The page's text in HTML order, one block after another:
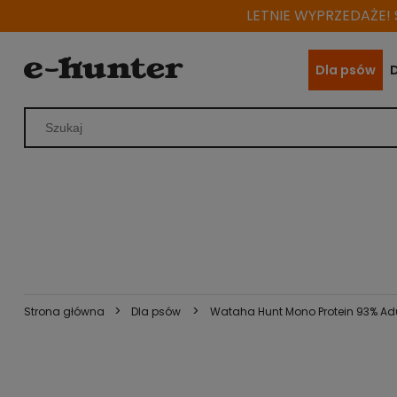
LETNIE
Dla psów
Strona główna > Dla psów > Wataha Hunt Mono Protein 93%